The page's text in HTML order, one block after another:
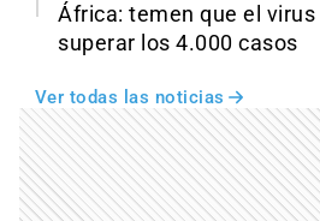
África: temen que el
superar los 4.000 casos
Ver todas las noticias